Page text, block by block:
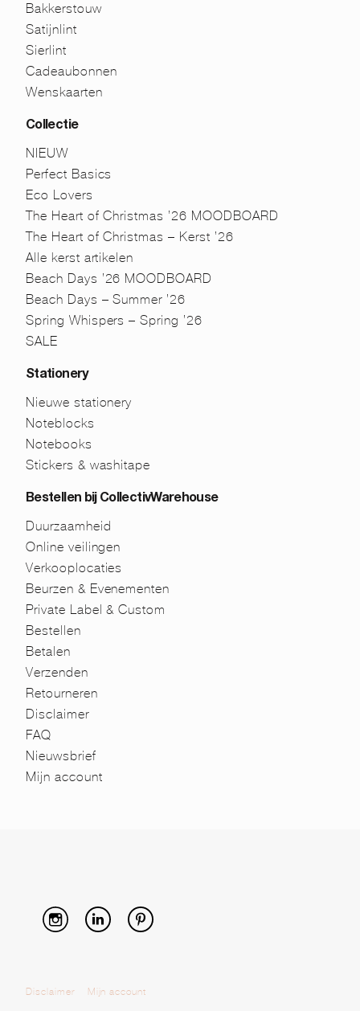
Bakkerstouw
Satijnlint
Sierlint
Cadeaubonnen
Wenskaarten
Collectie
NIEUW
Perfect Basics
Eco Lovers
The Heart of Christmas ’26 MOODBOARD
The Heart of Christmas – Kerst ’26
Alle kerst artikelen
Beach Days ’26 MOODBOARD
Beach Days – Summer ’26
Spring Whispers – Spring ’26
SALE
Stationery
Nieuwe stationery
Noteblocks
Notebooks
Stickers & washitape
Bestellen bij CollectivWarehouse
Duurzaamheid
Online veilingen
Verkooplocaties
Beurzen & Evenementen
Private Label & Custom
Bestellen
Betalen
Verzenden
Retourneren
Disclaimer
FAQ
Nieuwsbrief
Mijn account
Disclaimer Mijn account